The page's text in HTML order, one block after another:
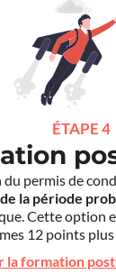
ÉTAPE 4
permis de
la période
Cette option
12 points
la formation